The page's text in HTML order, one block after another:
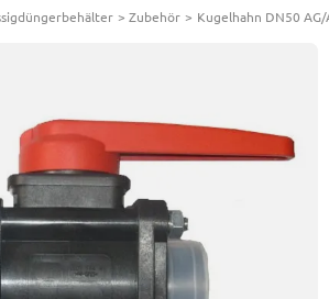
Zubehör
Kugelhahn DN50 AG/